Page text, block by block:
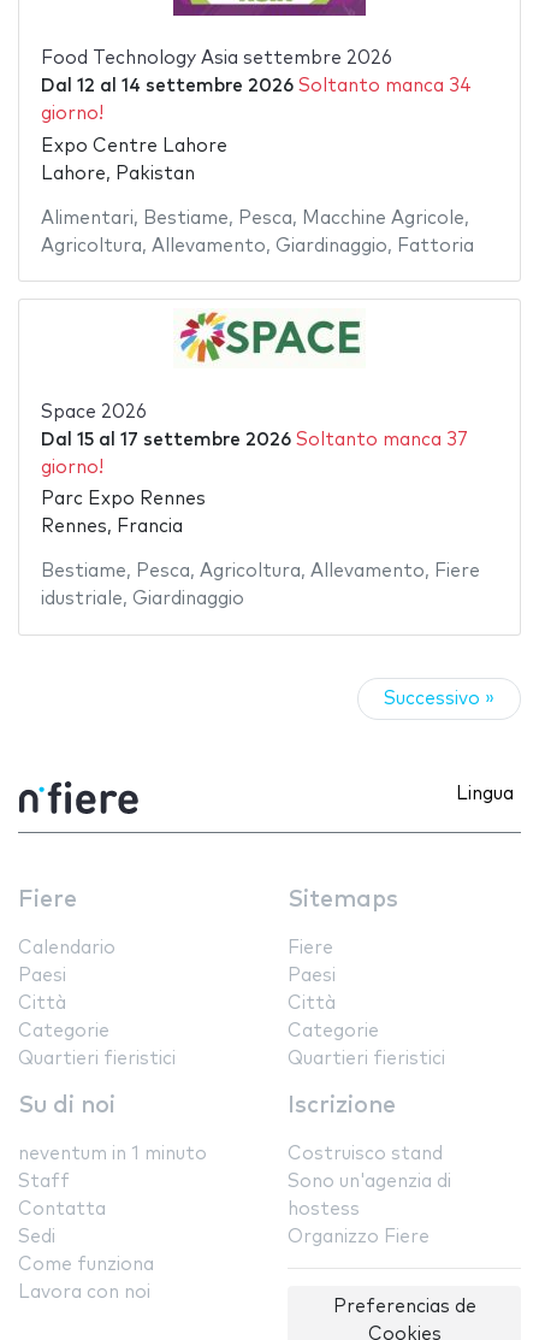
Food Technology Asia settembre 2026
Dal 12 al 14 settembre 2026 Soltanto manca 34
giorno!
Expo Centre Lahore
Lahore, Pakistan
Alimentari, Bestiame, Pesca, Macchine Agricole,
Agricoltura, Allevamento, Giardinaggio, Fattoria
Space 2026
Dal 15al 17 settembre 2026 Soltanto manca 37
giorno!
Parc Expo Rennes
Rennes, Francia
Bestiame, Pesca, Agricoltura, Allevamento, Fiere
idustriale, Giardinaggio
Successivo »
Lingua
Fiere
Calendario
Paesi
Città
Categorie
Quartieri fieristici
Sitemaps
Fiere
Paesi
Città
Categorie
Quartieri fieristici
Su di noi
neventum in 1 minuto
Staff
Contatta
Sedi
Come funziona
Lavora con noi
Iscrizione
Costruisco stand
Sono un'agenzia di
hostess
Organizzo Fiere
Preferencias de
Cookies